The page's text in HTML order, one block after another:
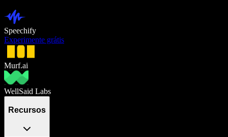
Speechify
Experimente grátis
Murf.ai
WellSaid Labs
Recursos